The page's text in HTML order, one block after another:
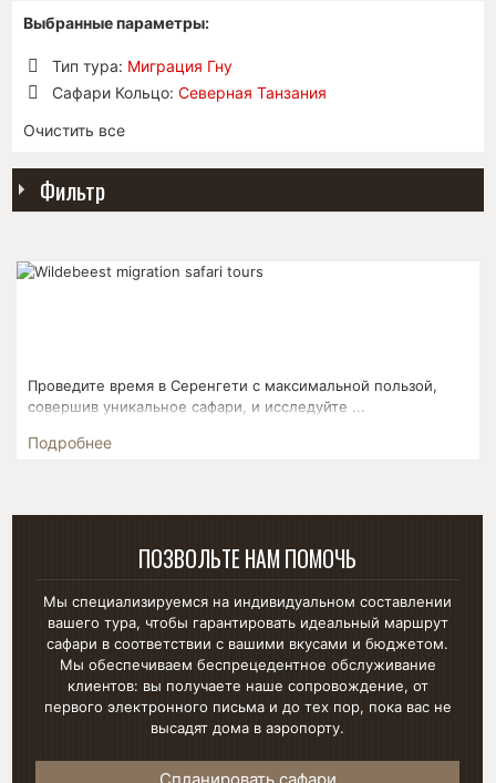
Выбранные параметры:
Тип тура: Миграция Гну
Удалить
позицию
Сафари Кольцо: Северная Танзания
позицию
Очистить все
Фильтр
Проведите время в Серенгети с максимальной пользой,
совершив уникальное сафари, и исследуйте ...
Подробнее
ПОЗВОЛЬТЕ НАМ ПОМОЧЬ
Мы специализируемся на индивидуальном составлении
вашего тура, чтобы гарантировать идеальный маршрут
сафари в соответствии с вашими вкусами и бюджетом.
Мы обеспечиваем беспрецедентное обслуживание
клиентов: вы получаете наше сопровождение, от
первого электронного письма и до тех пор, пока вас не
высадят дома в аэропорту.